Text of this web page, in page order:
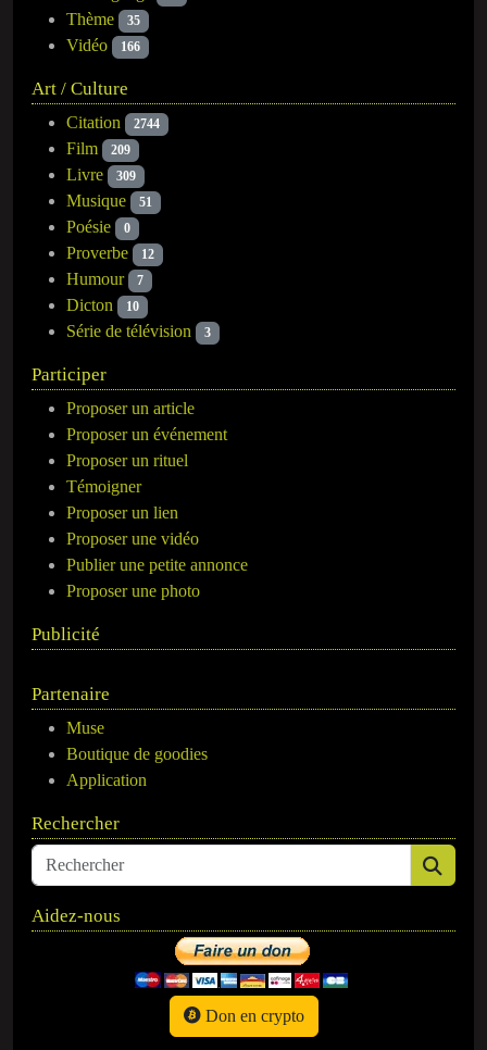
Thème 35
Vidéo 166
Art / Culture
Citation 2744
Film 209
Livre 309
Musique 51
Poésie 0
Proverbe 12
Humour 7
Dicton 10
Série de télévision 3
Participer
Proposer un article
Proposer un événement
Proposer un rituel
Témoigner
Proposer un lien
Proposer une vidéo
Publier une petite annonce
Proposer une photo
Publicité
Partenaire
Muse
Boutique de goodies
Application
Rechercher
Aidez-nous
Don en crypto